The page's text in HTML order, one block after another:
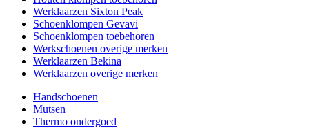
Werklaarzen Sixton Peak
Schoenklompen Gevavi
Schoenklompen toebehoren
Werkschoenen overige merken
Werklaarzen Bekina
Werklaarzen overige merken
Handschoenen
Mutsen
Thermo ondergoed